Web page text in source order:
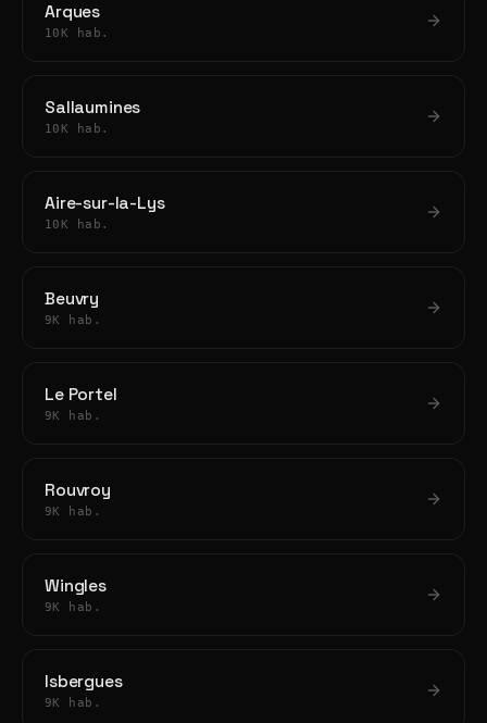
Arques
10K hab.
Sallaumines
10K hab.
Aire-sur-la-Lys
10K hab.
Beuvry
9K hab.
Le Portel
9K hab.
Rouvroy
9K hab.
Wingles
9K hab.
Isbergues
9K hab.